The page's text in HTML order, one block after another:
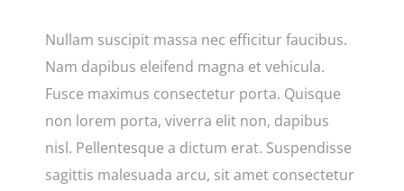
Nullam suscipit massa nec efficitur faucibus.
Nam dapibus eleifend magna et vehicula.
Fusce maximus consectetur porta. Quisque
non lorem porta, viverra elit non, dapibus
nisl. Pellentesque a dictum erat. Suspendisse
sagittis malesuada arcu, sit amet consectetur